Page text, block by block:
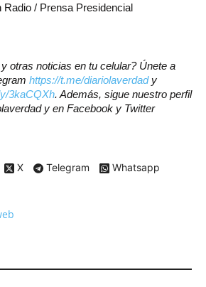
Radio / Prensa Presidencial
otras noticias en tu celular? Únete a
https://t.me/diariolaverdady
3kaCQXh. Además, sigue nuestro perfil
y en Facebook y Twitter
X Telegram Whatsapp